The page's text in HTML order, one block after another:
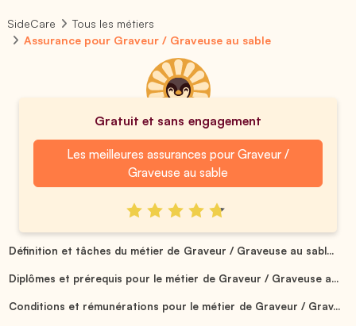
SideCare
Tous les métiers
Assurance pour Graveur / Graveuse au sable
Gratuit et sans engagement
Les meilleures assurances pour Graveur /
Graveuse au sable
Définition et tâches du métier de Graveur / Graveuse au sabl...
Diplômes et prérequis pour le métier de Graveur / Graveuse a...
Conditions et rémunérations pour le métier de Graveur / Grav...